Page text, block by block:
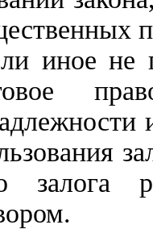
иное не
залога